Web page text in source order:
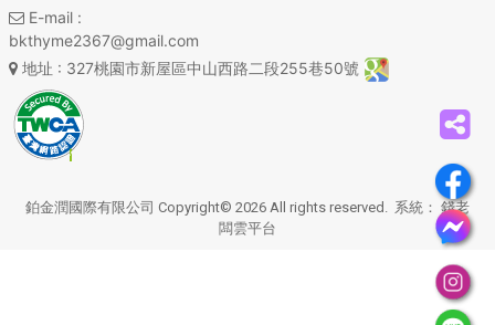
E-mail:
bkthyme2367@gmail.com
地址 : 327桃園市新屋區中山西路二段255巷50號
鉑金潤國際有限公司 Copyright© 2026 All rights reserved. 系統： 錢老
闆雲平台